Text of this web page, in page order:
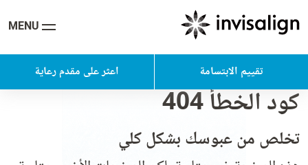
MENU
تقييم الابتسامة اعثر على مقدم رعاية
كود الخطأ 404
تخلص من عبوسك بشكل كلي